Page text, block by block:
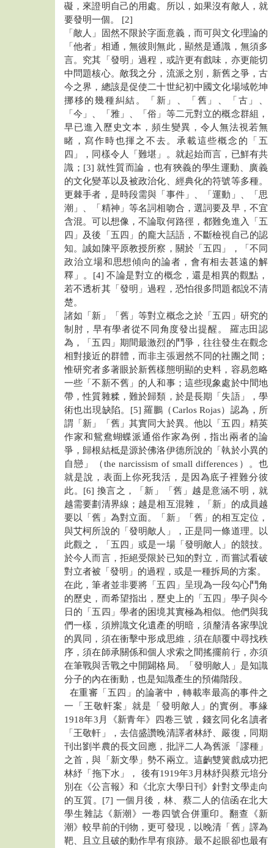
礙，來證明自己的用處。所以，如果沒有敵人，就
要發明一個。 [2]
「敵人」固然不限於字面意義，而可與文化理論的
「他者」相通，無彼則無此，顯然是通識，無須多
言。究其「發明」過程，或許更有戲味，亦更能切
中問題核心。敵我之分，流派之別，新舊之爭，古
今之界，總該是促使二十世紀初中國文化場域乾坤
挪移的幾種糾結。「新」、「舊」、「古」、
「今」、「雅」、「俗」等二元對立的概念群組，
早已進入歷史文本，頻生變異，令人無法視若無
睹，寫作時也揮之不去。承載這些概念的「五
四」，同樣令人「難堪」。就起始而言，已鮮有共
識；[3] 就性質而論，也有狹義的學生運動、廣義
的文化變革以及被政治化、經典化的符號等多種。
更棘手者，是時段需與「事件」、「運動」、「思
潮」、「精神」等名詞相吻合，選詞要及早，不宜
含混。可以想像，不論取何路徑，都難免進入「五
四」及後「五四」的龐大話語，不斷檢視自己的認
知。誠如陳平原教授所察，關於「五四」，「不同
政治立場和思想傾向的論者，會有相去甚遠的解
釋」。[4] 不論是對立的概念，還是相異的觀點，
若不透析其「發明」過程，恐怕很多問題都說不清
楚。
諸如「新」「舊」等對立概念之於「五四」研究的
制肘，早有學者從不同角度發出提醒。 羅志田認
為，「五四」期間最激烈的鬥爭，往往發生在觀念
相對接近的群體，而非主張迥然不同的社團之間；
惟研究者多著眼於新舊樣態明顯的史料，容易忽略
一些「不新不舊」的人和事；這些現象處於中間地
帶，性質雜糅，難於歸類，於是長期「失語」，學
術也出現缺陷。[5] 羅鵬（Carlos Rojas）認為，所
謂「新」「舊」其實同大於異。他以「五四」精英
作家和鴛鴦蝴蝶派通俗作家為例，指出兩者的論
爭，歸根結柢是源於佛洛伊德所說的「執於小異的
自戀」（the narcissism of small differences）。也
就是說，表面上你死我活，是因為底子裡難分彼
此。[6] 換言之，「新」「舊」越是意涵不明，就
越需要劃清界線；越是相互混雜，「新」的成員越
要以「舊」為對立面。「新」「舊」的相互定位，
與艾柯所說的「發明敵人」，正是同一條道理。以
此觀之，「五四」或是一場「發明敵人」的競技。
於今人而言，拒絕受限於已知的對立，而嘗試看破
對立者被「發明」的過程，或是一種拆局的方案。
在此，筆者並非要將「五四」呈現為一段勾心鬥角
的歷史，而希望指出，歷史上的「五四」學子與今
日的「五四」學者的困境其實極為相似。他們與我
們一樣，須辨識文化遺產的明暗，須釐清各家學說
的異同，須在衝擊中形成思維，須在顛覆中尋找秩
序，須在師承關係和個人求索之間搖擺前行，亦須
在筆戰與舌戰之中開闢格局。「發明敵人」是知識
分子的內在衝動，也是知識產生的預備階段。
在重審「五四」的論著中，轉載率最高的事件之
一「王敬軒案」就是「發明敵人」的實例。事緣
1918年3月《新青年》四卷三號，錢玄同化名讀者
「王敬軒」，去信盛讚晚清譯者林紓、嚴復，同期
刊出劉半農的長文回應，批評二人為舊派「謬種」
之首，與「新文學」勢不兩立。這齣雙簧戲成功把
林紓「拖下水」， 後有1919年3月林紓與蔡元培分
別在《公言報》和《北京大學日刊》針對文學走向
的互質。[7] 一個月後，林、蔡二人的信函在北大
學生雜誌《新潮》一卷四號合併重印。翻查《新
潮》較早前的刊物，更可發現，以晚清「舊」譯為
靶、且立且破的動作早有痕跡。最不起眼卻也最有